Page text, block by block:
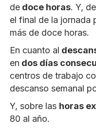
de doce horas. Y,
el final de la jornada
más de doce horas.
En cuanto al
en dos días
centros de trabajo
descanso semanal
Y, sobre las horas
80 al año.